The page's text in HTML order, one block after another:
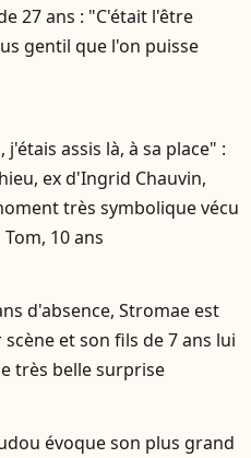
27 ans : "C'était l'être
gentil que l'on puisse
j'étais assis là, à sa place" :
ex d'Ingrid Chauvin,
très symbolique vécu
10 ans
d'absence, Stromae est
et son fils de 7 ans lui
très belle surprise
évoque son plus grand